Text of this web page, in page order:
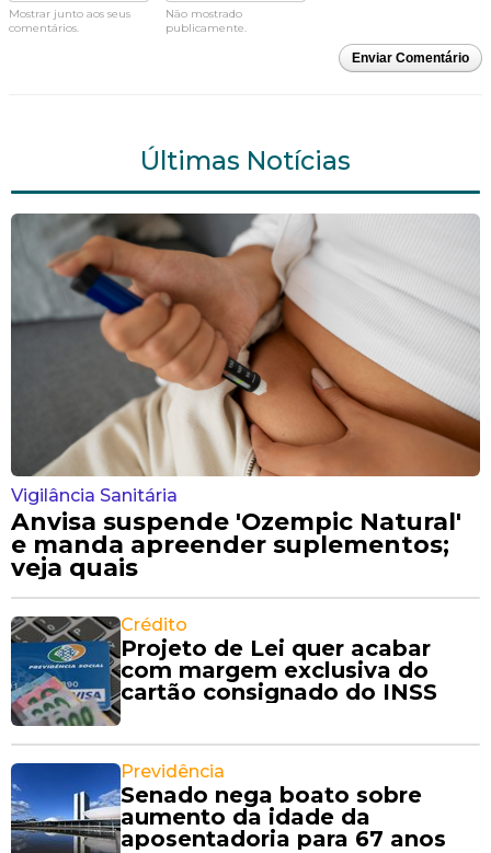
Mostrar junto aos seus
comentários.
Não mostrado
publicamente.
Enviar Comentário
Últimas Notícias
Vigilância Sanitária
Anvisa suspende 'Ozempic Natural'
e manda apreender suplementos;
veja quais
Crédito
Projeto de Lei quer acabar
com margem exclusiva do
cartão consignado do INSS
Previdência
Senado nega boato sobre
aumento da idade da
aposentadoria para 67 anos